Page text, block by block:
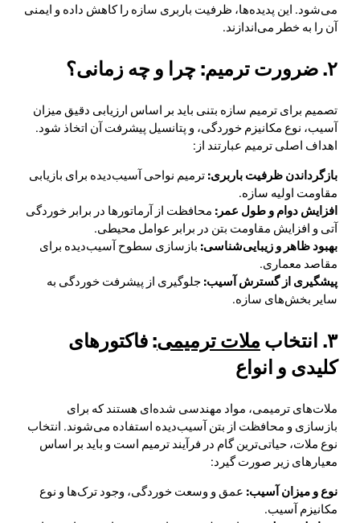
می‌شود. این پدیده‌ها، ظرفیت باربری سازه را کاهش داده و ایمنی
آن را به خطر می‌اندازند.
۲. ضرورت ترمیم: چرا و چه زمانی؟
تصمیم برای ترمیم سازه بتنی باید بر اساس ارزیابی دقیق میزان
آسیب، نوع مکانیزم خوردگی، و پتانسیل پیشرفت آن اتخاذ شود.
اهداف اصلی ترمیم عبارتند از:
بازگرداندن ظرفیت باربری: ترمیم نواحی آسیب‌دیده برای بازیابی
مقاومت اولیه سازه.
افزایش دوام و طول عمر: محافظت از آرماتورها در برابر خوردگی
آتی و افزایش مقاومت بتن در برابر عوامل محیطی.
بهبود ظاهر و زیبایی‌شناسی: بازسازی سطوح آسیب‌دیده برای
مقاصد معماری.
پیشگیری از گسترش آسیب: جلوگیری از پیشرفت خوردگی به
سایر بخش‌های سازه.
۳. انتخاب ملات ترمیمی: فاکتورهای
کلیدی و انواع
ملات‌های ترمیمی، مواد مهندسی شده‌ای هستند که برای
بازسازی و محافظت از بتن آسیب‌دیده استفاده می‌شوند. انتخاب
نوع ملات، حیاتی‌ترین گام در فرآیند ترمیم است و باید بر اساس
معیارهای زیر صورت گیرد:
نوع و میزان آسیب: عمق و وسعت خوردگی، وجود ترک‌ها و نوع
مکانیزم آسیب.